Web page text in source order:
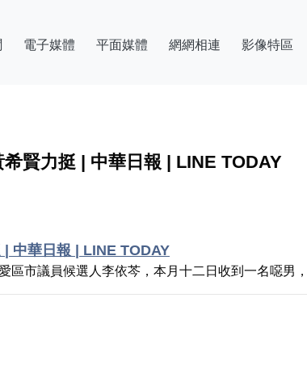
電子媒體 平面媒體 網網相連 影像特區
賢力挺 | 中華日報 | LINE TODAY
中華日報 | LINE TODAY
區市議員候選人李依芩，本月十二日收到一名噁男